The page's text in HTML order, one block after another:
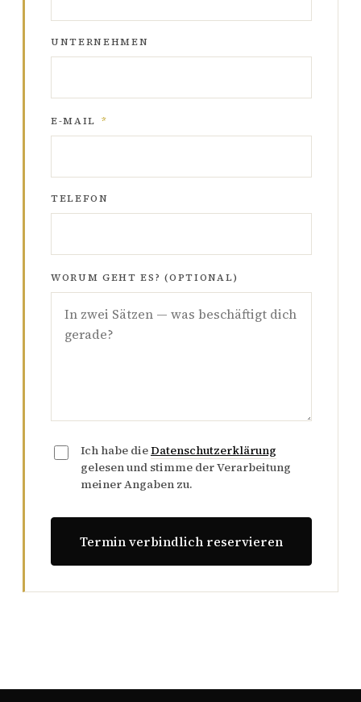
UNTERNEHMEN
E-MAIL *
TELEFON
WORUM GEHT ES? (OPTIONAL)
Ich habe dieDatenschutzerklärung
gelesen und stimme der Verarbeitung
meiner Angaben zu.
Termin verbindlich reservieren